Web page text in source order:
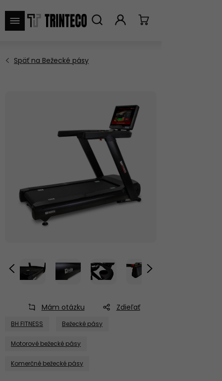
VYHĽADAŤ
Mám otázku Zdieľať
BH FITNESS Bežecké pásy
Motorové bežecké pásy
Komerčné bežecké pásy